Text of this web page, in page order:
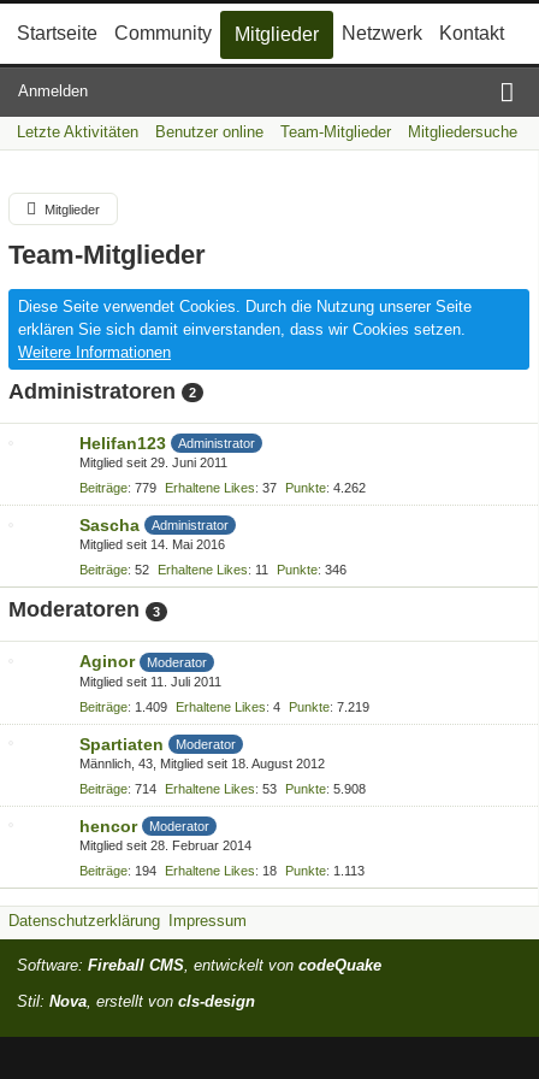
Startseite Community Mitglieder Netzwerk Kontakt
Anmelden
Letzte Aktivitäten Benutzer online Team-Mitglieder Mitgliedersuche
Mitglieder
Team-Mitglieder
Diese Seite verwendet Cookies. Durch die Nutzung unserer Seite
erklären Sie sich damit einverstanden, dass wir Cookies setzen.
Weitere Informationen
Administratoren 2
Helifan123
Administrator
Mitglied seit 29. Juni 2011
Beiträge 779 Erhaltene Likes 37 Punkte 4.262
Sascha
Administrator
Mitglied seit 14. Mai 2016
Beiträge 52 Erhaltene Likes 11 Punkte 346
Moderatoren 3
Aginor
Moderator
Mitglied seit 11. Juli 2011
Beiträge 1.409 Erhaltene Likes 4 Punkte 7.219
Spartiaten
Moderator
Männlich 43 Mitglied seit 18. August 2012
Beiträge 714 Erhaltene Likes 53 Punkte 5.908
hencor
Moderator
Mitglied seit 28. Februar 2014
Beiträge 194 Erhaltene Likes 18 Punkte 1.113
Datenschutzerklärung Impressum
Software: Fireball CMS, entwickelt von codeQuake
Stil: Nova, erstellt von cls-design